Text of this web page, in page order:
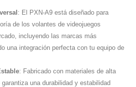
: El PXN-A9 está diseñado para
de los volantes de videojuegos
incluyendo las marcas más
una integración perfecta con tu equipo de
: Fabricado con materiales de alta
una durabilidad y estabilidad